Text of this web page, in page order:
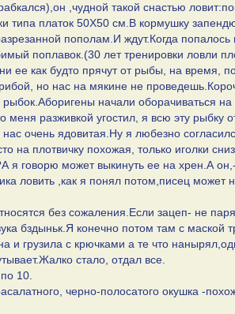
,чудной такой снастью
типа платок 50Х50 см.В кормушку
пополам.И ждут.Когда попалось
поплавок.(30 лет тренировки ловли
ее как будто прячут от рыбы, на время,
но нас на мякине не
начали оборачиваться на
меня разживкой угостил, я всю эту рыбку
очень ядовитая.Ну я любезно
на плотвичку похожая, только иголки
я говорю может выкинуть ее на хрен.А
ловить ,как я понял потом,писец может
без сожаления.Если зацеп- не
бздыньк.Я конечно потом там с маской
и грузила с крючками а те что
стало, отдал все.
10.
черно-полосатого окушка -